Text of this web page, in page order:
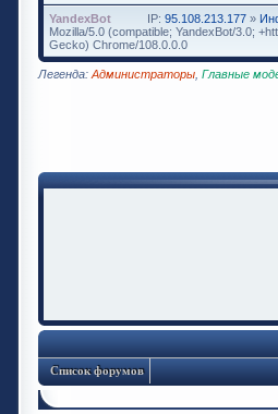
YandexBot
IP: 95.108.213.177 »
Mozilla/5.0 (compatible; YandexBot/3.0;
Gecko) Chrome/108.0.0.0
Легенда: Администраторы Главные
Список форумов